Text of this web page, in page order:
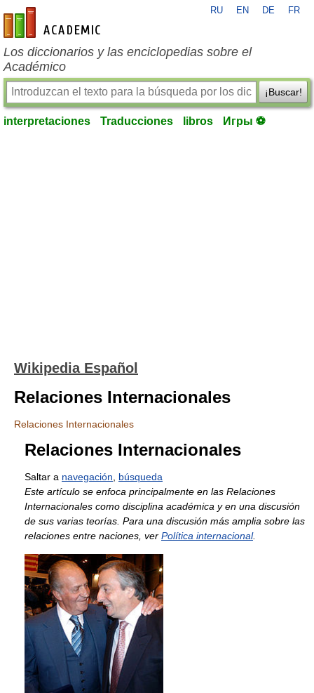
es-academic.com
RU EN DE FR
Los diccionarios y las enciclopedias sobre el
Académico
¡Buscar!
interpretaciones Traducciones libros Игры ⚽
Wikipedia Español
Relaciones Internacionales
Relaciones Internacionales
Relaciones Internacionales
Saltar a navegación
búsqueda
Este artículo se enfoca principalmente en las Relaciones
Internacionales como disciplina académica y en una discusión
de sus varias teorías. Para una discusión más amplia sobre las
relaciones entre naciones, ver Política internacional.